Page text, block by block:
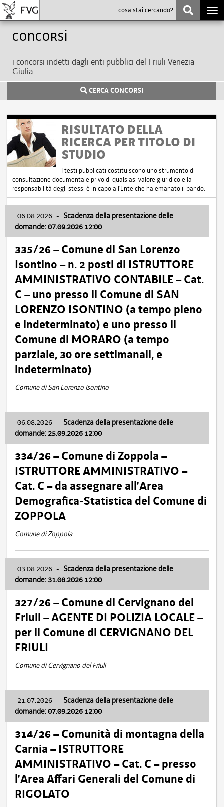
Concorsi
i concorsi indetti dagli enti pubblici del Friuli Venezia
Giulia
CERCA CONCORSI
RISULTATO DELLA
RICERCA PER TITOLO DI
STUDIO
I testi pubblicati costituiscono uno strumento di
consultazione documentale privo di qualsiasi valore giuridico e la
responsabilità degli stessi è in capo all'Ente che ha emanato il bando.
06.08.2026 - Scadenza della presentazione delle
domande: 07.09.2026 12:00
335/26 – Comune di San Lorenzo
Isontino – n. 2 posti di ISTRUTTORE
AMMINISTRATIVO CONTABILE – Cat.
C – uno presso il Comune di SAN
LORENZO ISONTINO (a tempo pieno
e indeterminato) e uno presso il
Comune di MORARO (a tempo
parziale, 30 ore settimanali, e
indeterminato)
Comune di San Lorenzo Isontino
06.08.2026 - Scadenza della presentazione delle
domande: 25.09.2026 12:00
334/26 – Comune di Zoppola –
ISTRUTTORE AMMINISTRATIVO –
Cat. C – da assegnare all’Area
Demografica-Statistica del Comune di
ZOPPOLA
Comune di Zoppola
03.08.2026 - Scadenza della presentazione delle
domande: 31.08.2026 12:00
327/26 – Comune di Cervignano del
Friuli – AGENTE DI POLIZIA LOCALE –
per il Comune di CERVIGNANO DEL
FRIULI
Comune di Cervignano del Friuli
21.07.2026 - Scadenza della presentazione delle
domande: 07.09.2026 12:00
314/26 – Comunità di montagna della
Carnia – ISTRUTTORE
AMMINISTRATIVO – Cat. C – presso
l’Area Affari Generali del Comune di
RIGOLATO